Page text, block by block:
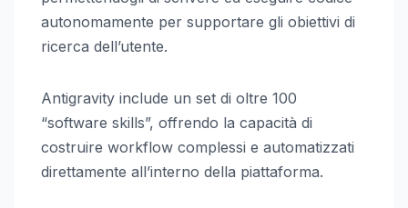
autonomamente per supportare gli obiettivi di
ricerca dell’utente.
Antigravity include un set di oltre 100
“software skills”, offrendo la capacità di
costruire workflow complessi e automatizzati
direttamente all’interno della piattaforma.